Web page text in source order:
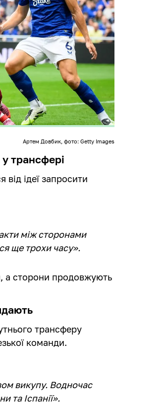
Артем Довбик, фото: Getty Images
трансфері
ідеї запросити
між сторонами
ще трохи часу».
а сторони продовжують
трансферу
команди.
викупу. Водночас
та Іспанії».